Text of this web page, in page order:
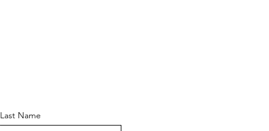
Last Name